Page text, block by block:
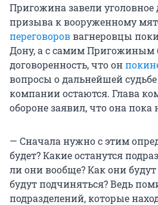
Пригожина завели уголовное
призыва к вооруженному
переговороввагнеровцы
Дону, а с самим Пригожиным
договоренность, что он
вопросы о дальнейшей
компании остаются. Глава
обороне заявил, что она пока
— Сначала нужно с этим
будет? Какие останутся
ли они вообще? Как они
будут подчиняться? Ведь
подразделений, которые